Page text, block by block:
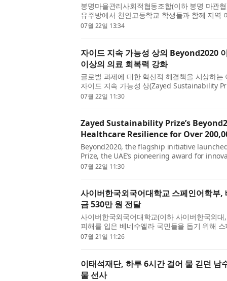
봉명마을관리사회적협동조합(이하 봉명 마관
유주방에서 천안고등학교 학생들과 함께 지역
대 공감 나눔 행사’를 성공적으로 개최했다고
07월 22일 13:34
자이드 지속 가능성 상의 Beyond2020
이상의 의료 회복력 강화
글로벌 과제에 대한 혁신적 해결책을 시상하는
자이드 지속 가능성 상(Zayed Sustainability
Beyond2020이 오늘 인도 전역에 태양광 발전
07월 22일 11:30
Zayed Sustainability Prize’s
Healthcare Resilience for Over
Beyond2020, the flagship initiative
Prize, the UAE’s pioneering award for
challenges, today announced the
07월 22일 11:30
사이버한국외국어대학교 스페인어학부,
금 530만 원 전달
사이버한국외국어대학교(이하 사이버한국외
피해를 입은 베네수엘라 국민들을 돕기 위해
530만 원을 주한 베네수엘라 대사관에 전달했
07월 21일 11:26
이태석재단, 하루 6시간 걸어 물 긷던 남
물 선사